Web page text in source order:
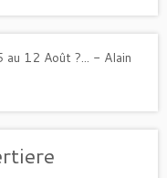
12 Août ?... - Alain